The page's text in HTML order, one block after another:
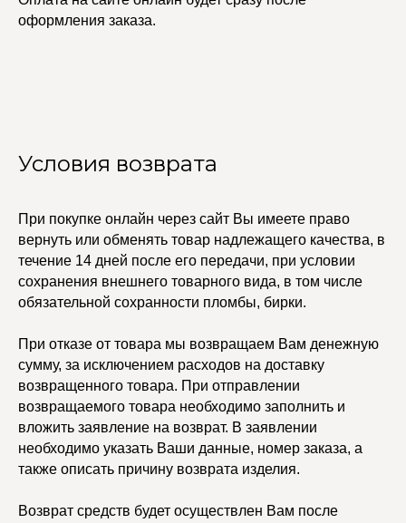
оформления заказа.
Условия возврата
При покупке онлайн через сайт Вы имеете право
вернуть или обменять товар надлежащего качества, в
течение 14 дней после его передачи, при условии
сохранения внешнего товарного вида, в том числе
обязательной сохранности пломбы, бирки.
При отказе от товара мы возвращаем Вам денежную
сумму, за исключением расходов на доставку
возвращенного товара. При отправлении
возвращаемого товара необходимо заполнить и
вложить заявление на возврат. В заявлении
необходимо указать Ваши данные, номер заказа, а
также описать причину возврата изделия.
Возврат средств будет осуществлен Вам после
+7 (965) 622-73-33
Сеты
Возврат и гарантия
© 2021-2025 Edalinjewelry. Все права защищены.
КАТАЛОГ
Бодичейны
УСЛУГИ
Стилист на связи
Чокеры
Упаковка
Сертификаты
Магазины